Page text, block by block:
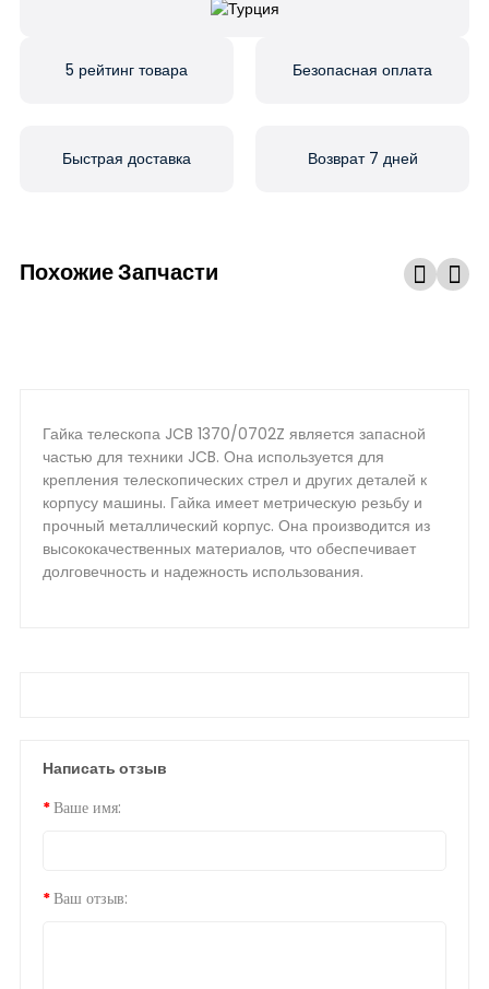
5 рейтинг товара Безопасная оплата
Быстрая доставка Возврат 7 дней
Похожие Запчасти
Гайка телескопа JCB 1370/0702Z является запасной
частью для техники JCB. Она используется для
крепления телескопических стрел и других деталей к
корпусу машины. Гайка имеет метрическую резьбу и
прочный металлический корпус. Она производится из
высококачественных материалов, что обеспечивает
долговечность и надежность использования.
Написать отзыв
Ваше имя:
Ваш отзыв: